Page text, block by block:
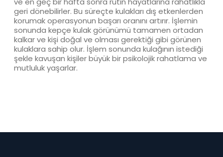
geri dönebilirler. Bu süreçte kulakları dış etkenlerden
korumak operasyonun başarı oranını artırır. İşlemin
sonunda kepçe kulak görünümü tamamen ortadan
kalkar ve kişi doğal ve olması gerektiği gibi görünen
kulaklara sahip olur. İşlem sonunda kulağının istediği
şekle kavuşan kişiler büyük bir psikolojik rahatlama ve
mutluluk yaşarlar.